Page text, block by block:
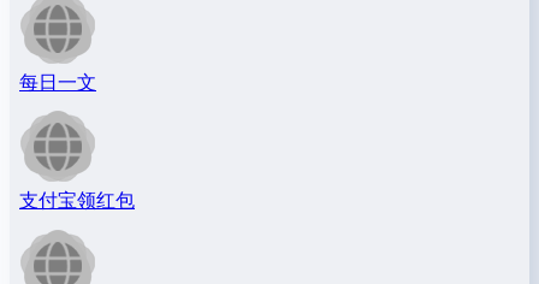
每日一文
支付宝领红包